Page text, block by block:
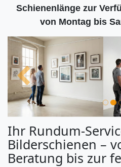
Schienenlänge zur
von Montag bis
Ihr Rundum-
Bilderschienen –
Beratung bis zur